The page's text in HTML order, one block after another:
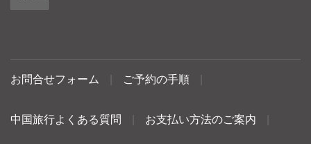
お問合せフォーム ご予約の手順
中国旅行よくある質問 お支払い方法のご案内